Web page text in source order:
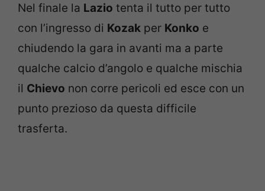
Nel finale la Lazio tenta il tutto per tutto
con l’ingresso di Kozak per Konko e
chiudendo la gara in avanti ma a parte
qualche calcio d’angolo e qualche mischia
il Chievo non corre pericoli ed esce con un
punto prezioso da questa difficile
trasferta.